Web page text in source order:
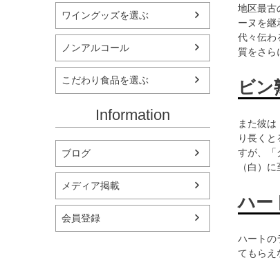
ワイングッズを選ぶ
ノンアルコール
こだわり食品を選ぶ
Information
ブログ
メディア掲載
会員登録
地区最古
ーヌを継
代々伝わ
質をさら
ビン
また彼
り長く
すが、「
（白）
ハー
ハートの
てもらえ